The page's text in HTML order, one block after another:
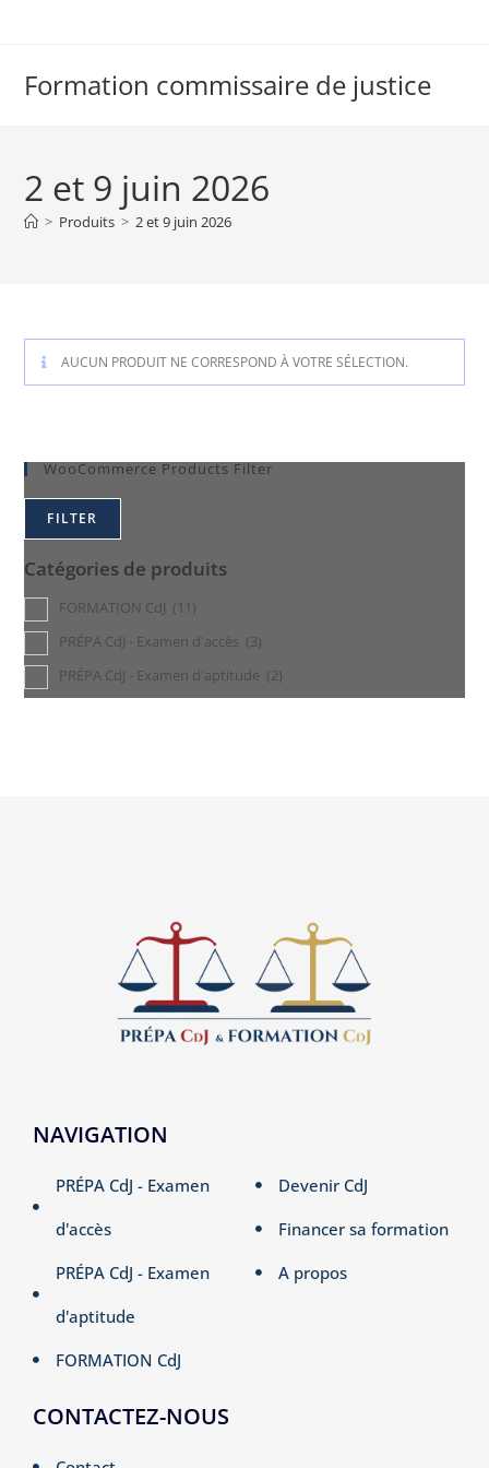
Formation commissaire de justice
2 et 9 juin 2026
> Produits > 2 et 9 juin 2026
AUCUN PRODUIT NE CORRESPOND À VOTRE SÉLECTION.
WooCommerce Products Filter
FILTER
Catégories de produits
FORMATION CdJ (11)
PRÉPA CdJ - Examen d'accès (3)
PRÉPA CdJ - Examen d'aptitude (2)
NAVIGATION
PRÉPA CdJ - Examen
d'accès
PRÉPA CdJ - Examen
d'aptitude
FORMATION CdJ
Devenir CdJ
Financer sa formation
A propos
CONTACTEZ-NOUS